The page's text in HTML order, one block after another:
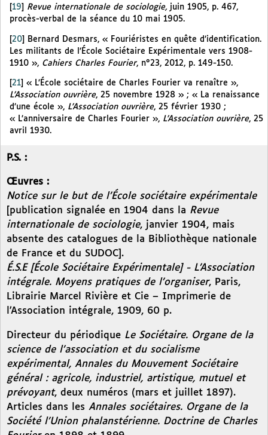
19 Revue internationale de sociologie, juin 1905, p. 467,
procès-verbal de la séance du 10 mai 1905.
[20]
Bernard Desmars, « Fouriéristes en quête d’identification.
Les militants de l’École Sociétaire Expérimentale vers 1908-
1910 », Cahiers Charles Fourier, n°23, 2012, p. 149-150.
21
« L’École sociétaire de Charles Fourier va renaître »,
L’Association ouvrière, 25 novembre 1928 » ; « La renaissance
d’une école », L’Association ouvrière, 25 février 1930 ;
« L’anniversaire de Charles Fourier », L’Association ouvrière, 25
avril 1930.
P.S. :
Œuvres :
Notice sur le but de l’École sociétaire expérimentale
[publication signalée en 1904 dans la Revue
internationale de sociologie, janvier 1904, mais
absente des catalogues de la Bibliothèque nationale
de France et du SUDOC].
É.S.E [École Sociétaire Expérimentale] - L’Association
intégrale. Moyens pratiques de l’organiser, Paris,
Librairie Marcel Rivière et Cie – Imprimerie de
l’Association intégrale, 1909, 60 p.
Directeur du périodique Le Sociétaire. Organe de la
science de l’association et du socialisme
expérimental, Annales du Mouvement Sociétaire
général : agricole, industriel, artistique, mutuel et
prévoyant, deux numéros (mars et juillet 1897).
Articles dans les Annales sociétaires. Organe de la
Société l’Union phalanstérienne. Doctrine de Charles